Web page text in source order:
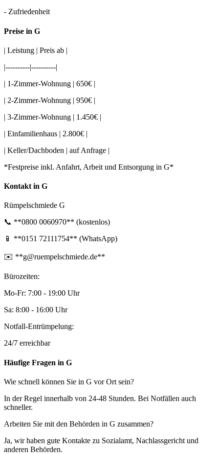
- Zufriedenheit
Preise in G
| Leistung | Preis ab |
|----------|----------|
| 1-Zimmer-Wohnung | 650€ |
| 2-Zimmer-Wohnung | 950€ |
| 3-Zimmer-Wohnung | 1.450€ |
| Einfamilienhaus | 2.800€ |
| Keller/Dachboden | auf Anfrage |
*Festpreise inkl. Anfahrt, Arbeit und Entsorgung in G*
Kontakt in G
Rümpelschmiede G
📞 **0800 0060970** (kostenlos)
📱 **0151 72111754** (WhatsApp)
✉️ **g@ruempelschmiede.de**
Bürozeiten:
Mo-Fr: 7:00 - 19:00 Uhr
Sa: 8:00 - 16:00 Uhr
Notfall-Entrümpelung:
24/7 erreichbar
Häufige Fragen in G
Wie schnell können Sie in G vor Ort sein?
In der Regel innerhalb von 24-48 Stunden. Bei Notfällen auch
schneller.
Arbeiten Sie mit den Behörden in G zusammen?
Ja, wir haben gute Kontakte zu Sozialamt, Nachlassgericht und
anderen Behörden.